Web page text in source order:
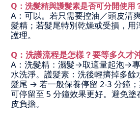
Q： 洗髮精與護髮素是否可分開使用
A：可以。若只需要控油／頭皮清
髮精；若髮尾特別乾燥或受損，用
護理。
Q：洗護流程是怎樣？要等多久才
A：洗髮精：濕髮→取適量起泡→
水洗淨。 護髮素：洗後輕擠掉多
髮尾 → 若一般保養停留 2-3 分鐘
可停留至 5 分鐘效果更好。避免
皮負擔。